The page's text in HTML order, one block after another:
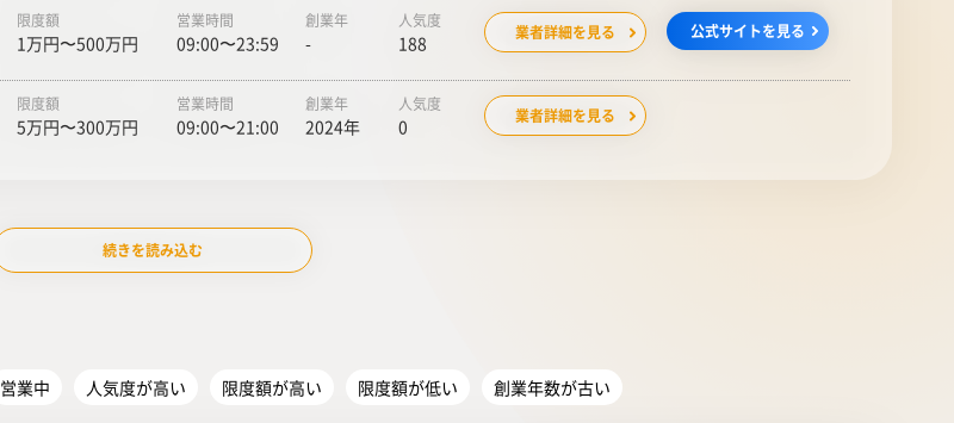
限度額
1万円〜500万円
営業時間
09:00〜23:59
創業年
-
人気度
188 業者詳細を見る 公式サイトを見る
限度額
5万円〜300万円
営業時間
09:00〜21:00
創業年
2024年
人気度
0 業者詳細を見る
続きを読み込む
営業中 人気度が高い 限度額が高い 限度額が低い 創業年数が古い